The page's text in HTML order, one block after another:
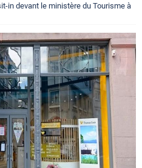
in devant le ministère du Tourisme à